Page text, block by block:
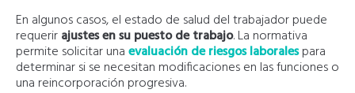
En algunos casos, el estado de salud del trabajador puede
requerirajustes en su puesto de trabajo. La normativa
permite solicitar unaevaluación de riesgos laboralespara
determinar si se necesitan modificaciones en las funciones o
una reincorporación progresiva.